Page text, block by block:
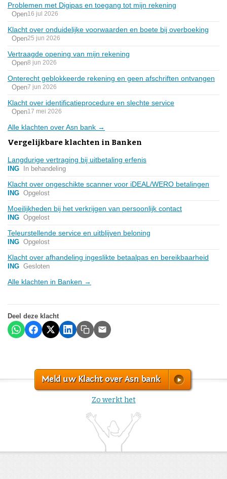
Problemen met Digipas en toegang tot mijn rekening
Open16 jul 2026
Klacht over onduidelijke voorwaarden en boete bij overboeking
Open25 jun 2026
Vertraagde opening van mijn rekening
Open8 jun 2026
Onterecht geblokkeerde rekening en geen afschriften ontvangen
Open7 jun 2026
Klacht over identificatieprocedure en slechte service
Open17 mei 2026
Alle klachten over Asn bank →
Vergelijkbare klachten in Banken
Langdurige vertraging bij uitbetaling erfenis
ING In behandeling
Klacht over ongeschikte scanner voor iDEAL/WERO betalingen
ING Opgelost
Moeilijkheden bij het verkrijgen van persoonlijk contact
ING Opgelost
Teleurstellende service en uitblijven beloning
ING Opgelost
Klacht over afhandeling ingeslikte betaalpas en bereikbaarheid
ING Gesloten
Alle klachten in Banken →
Deel deze klacht
Meld uw Klacht over Asn bank
Zo werkt het